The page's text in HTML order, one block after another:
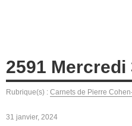
2591
Rubrique(s) : Carnets de Pierre
31 janvier, 2024